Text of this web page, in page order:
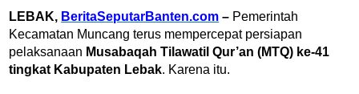
LEBAK, BeritaSeputarBanten.com – Pemerintah
Kecamatan Muncang terus mempercepat persiapan
pelaksanaan Musabaqah Tilawatil Qur’an (MTQ) ke-41
tingkat Kabupaten Lebak. Karena itu.